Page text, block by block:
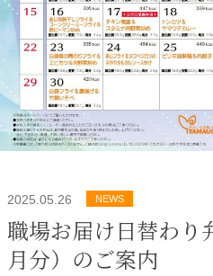
2025.05.26 NEWS
職場お届け日替わり
月分）のご案内